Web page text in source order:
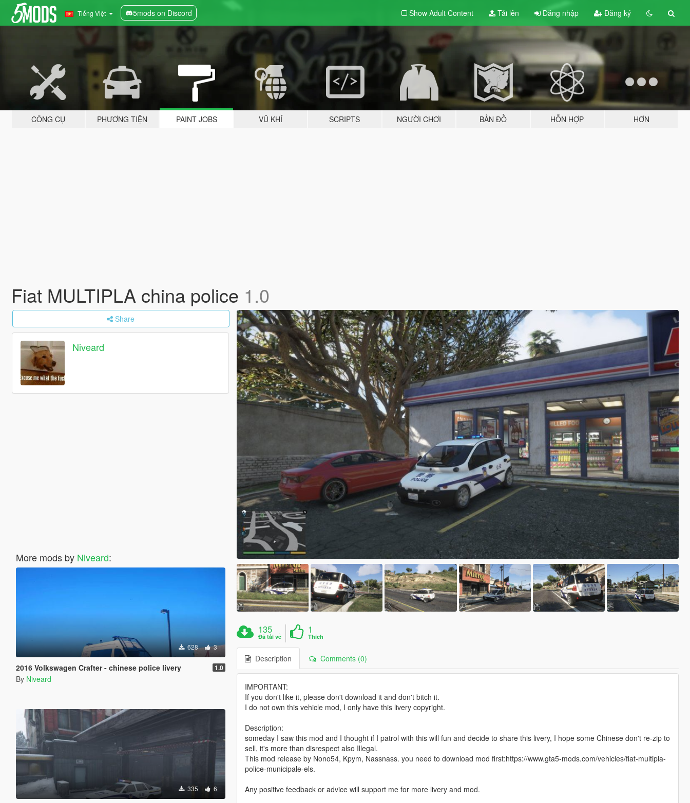
Tiếng Việt 5mods on Discord Show Adult Content Tải lên Đăng nhập Đăng ký
CÔNG CỤ PHƯƠNG TIỆN PAINT JOBS VŨ KHÍ SCRIPTS NGƯỜI CHƠI BẢN ĐỒ HỖN HỢP HƠN
Fiat MULTIPLA china police 1.0
Share
Niveard
More mods by Niveard:
628 3
2016 Volkswagen Crafter - chinese police livery 1.0
By Niveard
335 6
135
Đã tải về
1
Thích
Description Comments (0)
IMPORTANT:
If you don't like it, please don't download it and don't bitch it.
I do not own this vehicle mod, I only have this livery copyright.
Description:
someday I saw this mod and I thought if I patrol with this will fun and decide to share this livery, I hope some Chinese don't re-zip to
sell, it's more than disrespect also Illegal.
This mod release by Nono54, Kpym, Nassnass. you need to download mod first:https://www.gta5-mods.com/vehicles/fiat-multipla-
police-municipale-els.
Any positive feedback or advice will support me for more livery and mod.